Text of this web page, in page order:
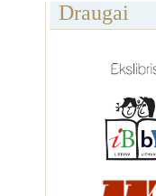
Draugai